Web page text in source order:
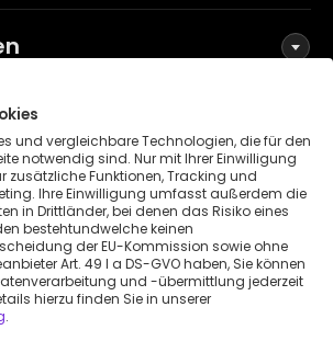
und vergleichbare Technologien, die für den
notwendig sind. Nur mit Ihrer Einwilligung
zusätzliche Funktionen, Tracking und
Ihre Einwilligung umfasst außerdem die
in Drittländer, bei denen das Risiko eines
bestehtundwelche keinen
der EU-Kommission sowie ohne
Art. 49 I a DS-GVO haben, Sie können
und -übermittlung jederzeit
hierzu finden Sie in unserer
.